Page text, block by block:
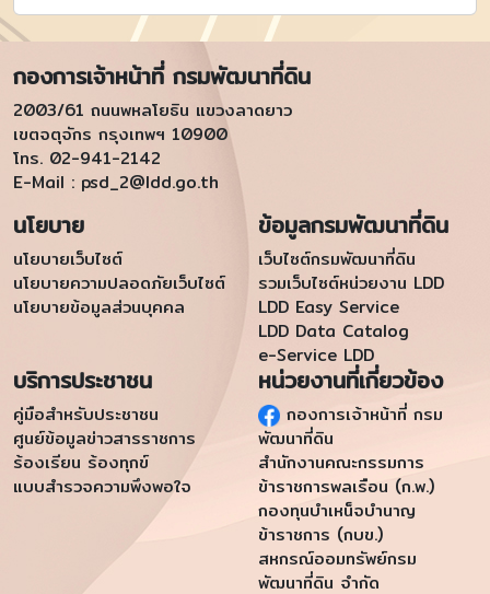
กองการเจ้าหน้าที่ กรมพัฒนาที่ดิน
2003/61 ถนนพหลโยธิน แขวงลาดยาว
เขตจตุจักร กรุงเทพฯ 10900
โทร. 02-941-2142
E-Mail : psd_2@ldd.go.th
นโยบาย
นโยบายเว็บไซต์
นโยบายความปลอดภัยเว็บไซต์
นโยบายข้อมูลส่วนบุคคล
ข้อมูลกรมพัฒนาที่ดิน
เว็บไซต์กรมพัฒนาที่ดิน
รวมเว็บไซต์หน่วยงาน LDD
LDD Easy Service
LDD Data Catalog
e-Service LDD
บริการประชาชน
คู่มือสำหรับประชาชน
ศูนย์ข้อมูลข่าวสารราชการ
ร้องเรียน ร้องทุกข์
แบบสำรวจความพึงพอใจ
หน่วยงานที่เกี่ยวข้อง
กองการเจ้าหน้าที่ กรม
พัฒนาที่ดิน
สำนักงานคณะกรรมการ
ข้าราชการพลเรือน (ก.พ.)
กองทุนบำเหน็จบำนาญ
ข้าราชการ (กบข.)
สหกรณ์ออมทรัพย์กรม
พัฒนาที่ดิน จำกัด